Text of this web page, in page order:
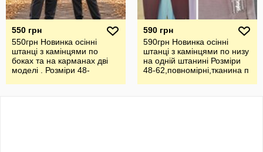
550 грн
550грн Новинка осінні
штанці з камінцями по
боках та на карманах дві
моделі . Розміри 48-
590 грн
590грн Новинка осінні
штанці з камінцями по низу
на одній штанині Розміри
48-62,повномірні,тканина п